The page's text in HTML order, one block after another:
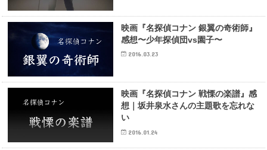
映画『名探偵コナン 銀翼の奇術師』
感想〜少年探偵団vs園子〜
2016.03.23
映画『名探偵コナン 戦慄の楽譜』感
想｜坂井泉水さんの主題歌を忘れな
い
2016.01.24